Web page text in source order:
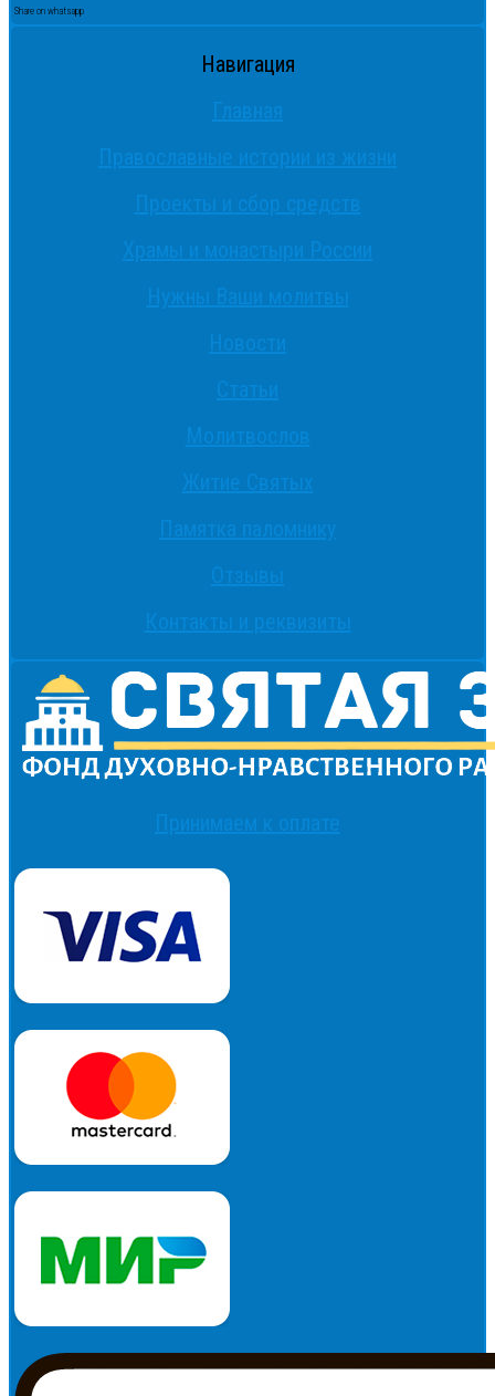
Share on whatsapp
Навигация
Главная
Православные истории из жизни
Проекты и сбор средств
Храмы и монастыри России
Нужны Ваши молитвы
Новости
Статьи
Молитвослов
Житие Святых
Памятка паломнику
Отзывы
Контакты и реквизиты
Принимаем к оплате